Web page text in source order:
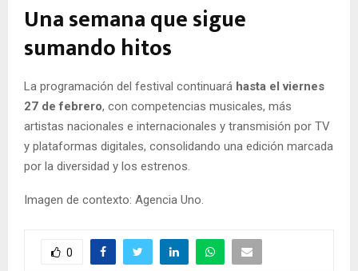
Una semana que sigue
sumando hitos
La programación del festival continuará hasta el viernes
27 de febrero, con competencias musicales, más
artistas nacionales e internacionales y transmisión por TV
y plataformas digitales, consolidando una edición marcada
por la diversidad y los estrenos.
Imagen de contexto: Agencia Uno.
0